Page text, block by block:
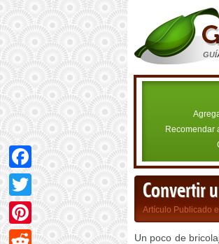
Recomendar
Convertir
Artículo Publicado
Un poco de
Facebook
Twitter
Pinterest